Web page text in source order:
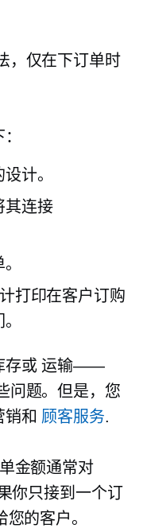
，仅在下订单时
计。
其连接
打印在客户订购
存或运输——
问题。但是，您
销和 顾客服务.
金额通常对
你只接到一个订
的客户。